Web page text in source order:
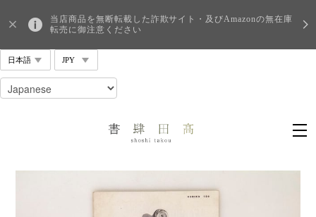
当店商品を無断転載した詐欺サイト・及びAmazonの無在庫
転売に御注意ください